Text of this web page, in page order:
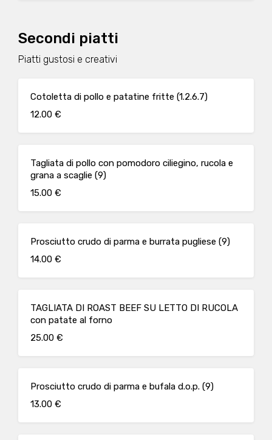
Secondi piatti
Piatti gustosi e creativi
Cotoletta di pollo e patatine fritte (1.2.6.7)
12.00 €
Tagliata di pollo con pomodoro ciliegino, rucola e
grana a scaglie (9)
15.00 €
Prosciutto crudo di parma e burrata pugliese (9)
14.00 €
TAGLIATA DI ROAST BEEF SU LETTO DI RUCOLA
con patate al forno
25.00 €
Prosciutto crudo di parma e bufala d.o.p. (9)
13.00 €